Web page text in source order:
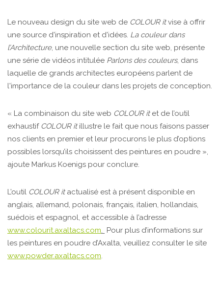
Le nouveau design du site web de COLOUR itvise à offrir
une source d'inspiration et d'idées. La couleur dans
l’Architecture, une nouvelle section du site web, présente
une série de vidéos intitulée Parlons des couleurs, dans
laquelle de grands architectes européens parlent de
l'importance de la couleur dans les projets de conception.
« La combinaison du site web COLOUR itet de l’outil
exhaustif COLOUR itillustre le fait que nous faisons passer
nos clients en premier et leur procurons le plus d’options
possibles lorsqu’ils choisissent des peintures en poudre »,
ajoute Markus Koenigs pour conclure.
L’outil COLOUR itactualisé est à présent disponible en
anglais, allemand, polonais, français, italien, hollandais,
suédois et espagnol, et accessible à l’adresse
www.colourit.axaltacs.com.
Pour plus d’informations sur
les peintures en poudre d’Axalta, veuillez consulter le site
www.powder.axaltacs.com.